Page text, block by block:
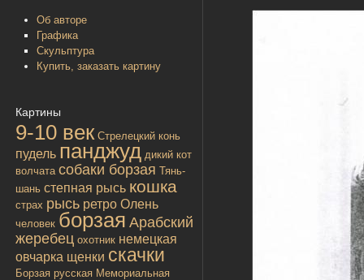
Об авторе
Графика
Скульптура
Купить, заказать картину
Картины
9-10 век Стрелецкий конь
пудель панджуд дикий кот
волчата собаки борзая Тянь-
шань степная рысь кошка
страх рысь ретро Олень
человек борзая Арабский
жеребец охотник немецкая
овчарка щенки скачки
Борзая русская Мемориальная